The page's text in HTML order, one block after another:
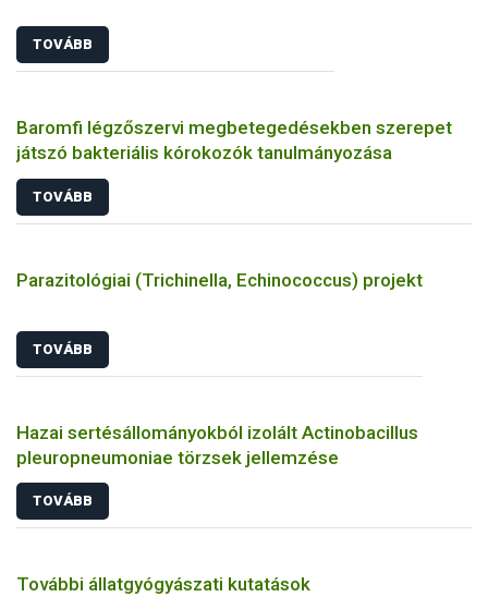
TOVÁBB
Baromfi légzőszervi megbetegedésekben szerepet
játszó bakteriális kórokozók tanulmányozása
TOVÁBB
Parazitológiai (Trichinella, Echinococcus) projekt
TOVÁBB
Hazai sertésállományokból izolált Actinobacillus
pleuropneumoniae törzsek jellemzése
TOVÁBB
További állatgyógyászati kutatások